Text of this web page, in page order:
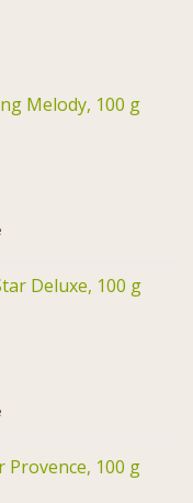
Melody, 100 g
Deluxe, 100 g
Provence, 100 g